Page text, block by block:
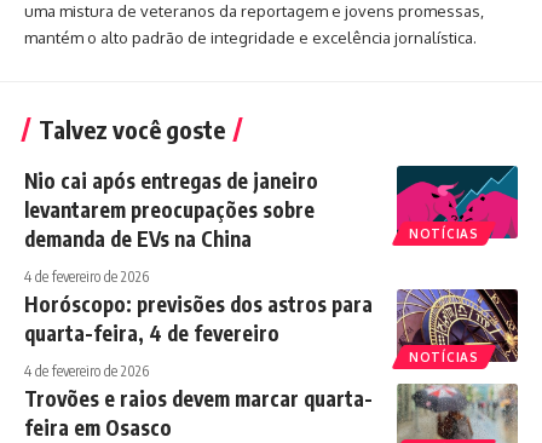
uma mistura de veteranos da reportagem e jovens promessas,
mantém o alto padrão de integridade e excelência jornalística.
Talvez você goste
NOTÍCIAS
Nio cai após entregas de janeiro
levantarem preocupações sobre
demanda de EVs na China
4 de fevereiro de 2026
NOTÍCIAS
Horóscopo: previsões dos astros para
quarta-feira, 4 de fevereiro
4 de fevereiro de 2026
Trovões e raios devem marcar quarta-
feira em Osasco